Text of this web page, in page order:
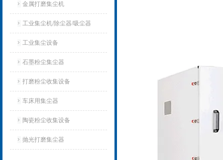
金属打磨集尘机
工业集尘机/除尘器/吸尘器
工业集尘设备
石墨粉尘集尘器
打磨粉尘收集设备
车床用集尘器
陶瓷粉尘收集设备
抛光打磨集尘器